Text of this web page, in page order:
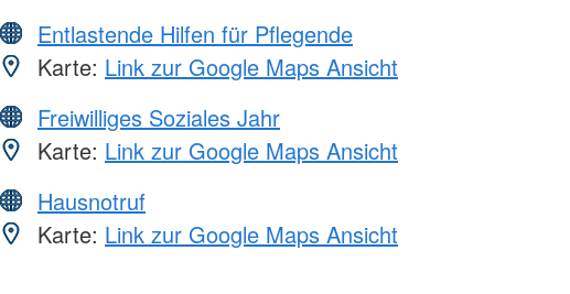
Entlastende Hilfen für Pflegende
Karte: Link zur Google Maps Ansicht
Freiwilliges Soziales Jahr
Karte: Link zur Google Maps Ansicht
Hausnotruf
Karte: Link zur Google Maps Ansicht